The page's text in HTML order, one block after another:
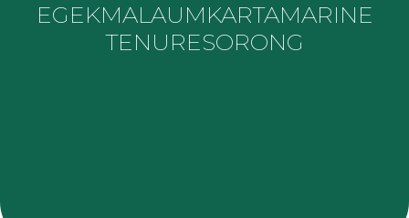
EGEKMALAUMKARTAMARINE
TENURESORONG